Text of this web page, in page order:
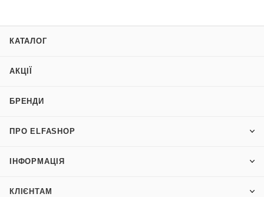
КАТАЛОГ
АКЦІЇ
БРЕНДИ
ПРО ELFASHOP
ІНФОРМАЦІЯ
КЛІЄНТАМ